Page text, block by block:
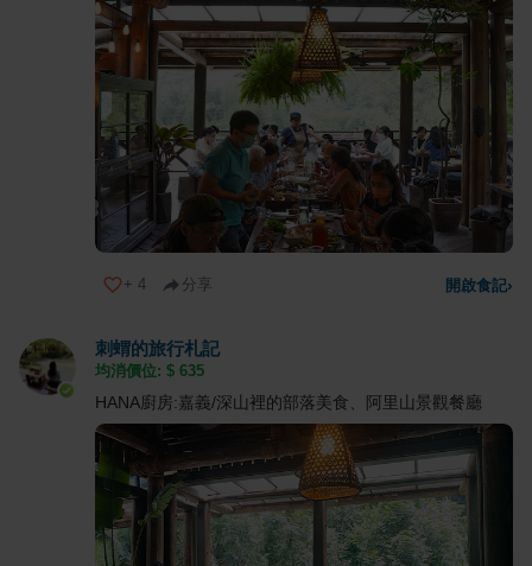
+ 4 分享 開啟食記›
刺蝟的旅行札記
均消價位: $ 635
HANA廚房:嘉義/深山裡的部落美食、阿里山景觀餐廳